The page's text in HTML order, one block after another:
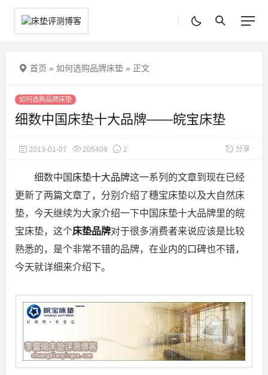
首页 » 如何选购品牌床垫 » 正文
如何选购品牌床垫
细数中国床垫十大品牌——皖宝床垫
2013-01-07 205409 2 分享
细数中国 床垫十大品牌这一系列的文章到现在已经
更新了两篇文章了，分别介绍了穗宝床垫以及大自然床
垫，今天继续为大家介绍一下中国床垫十大品牌里的皖
宝床垫，这个床垫品牌对于很多消费者来说应该是比较
熟悉的，是个非常不错的品牌，在业内的口碑也不错，
今天就详细来介绍下。